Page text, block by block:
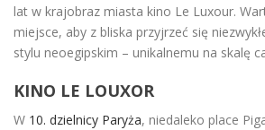
lat w krajobraz miasta kino Le Luxour.
miejsce, aby z bliska przyjrzeć się
stylu neoegipskim – unikalnemu na skalę
KINO LE LOUXOR
W 10. dzielnicy Paryża, niedaleko place